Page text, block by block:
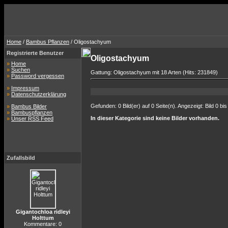
Home / Bambus Pflanzen / Oligostachyum
Registrierte Benutzer
» Home
» Suchen
» Password vergessen
» Impressum
» Datenschutzerklärung
» Bambus Bilder
» Bambuspflanzen
» Unser RSS Feed
Zufallsbild
Gigantochloa ridleyi
Holttum
Kommentare: 0
Oligostachyum
Gattung: Oligostachyum mit 18 Arten (Hits: 231849)
Gefunden: 0 Bild(er) auf 0 Seite(n). Angezeigt: Bild 0 bis
In dieser Kategorie sind keine Bilder vorhanden.